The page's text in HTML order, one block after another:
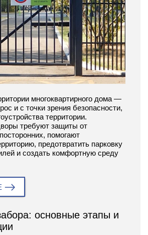
многоквартирного дома —
и с точки зрения безопасности,
территории.
требуют защиты от
помогают
предотвратить парковку
и создать комфортную среду
основные этапы и